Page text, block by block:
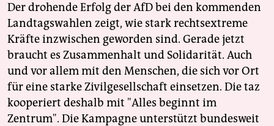
Der drohende Erfolg der AfD bei den kommenden
Landtagswahlen zeigt, wie stark rechtsextreme
Kräfte inzwischen geworden sind. Gerade jetzt
braucht es Zusammenhalt und Solidarität. Auch
und vor allem mit den Menschen, die sich vor Ort
für eine starke Zivilgesellschaft einsetzen. Die taz
kooperiert deshalb mit "Alles beginnt im
Zentrum". Die Kampagne unterstützt bundesweit